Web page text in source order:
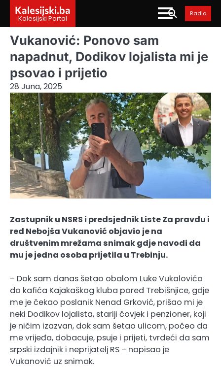
content
Kalesijski.ba
Kalesijski Portal
Radio
Vukanović: Ponovo sam
napadnut, Dodikov lojalista mi je
psovao i prijetio
28 Juna, 2025
Zastupnik u NSRS i predsjednik Liste Za pravdu i
red Nebojša Vukanović objavio je na
društvenim mrežama snimak gdje navodi da
mu je jedna osoba prijetila u Trebinju.
– Dok sam danas šetao obalom Luke Vukalovića
do kafića Kajakaškog kluba pored Trebišnjice, gdje
me je čekao poslanik Nenad Grković, prišao mi je
neki Dodikov lojalista, stariji čovjek i penzioner, koji
je ničim izazvan, dok sam šetao ulicom, počeo da
me vrijeđa, dobacuje, psuje i prijeti, tvrdeći da sam
srpski izdajnik i neprijatelj RS – napisao je
Vukanović uz snimak.